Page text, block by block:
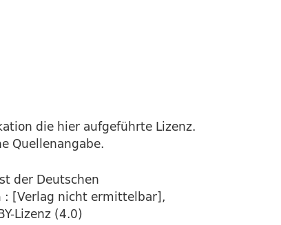
die hier aufgeführte Lizenz.
Quellenangabe.
der Deutschen
: [Verlag nicht ermittelbar],
Lizenz (4.0)